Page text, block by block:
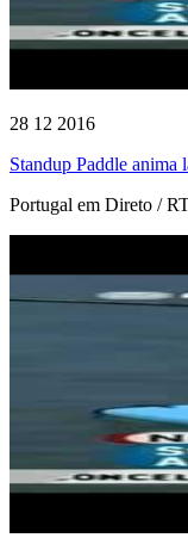
28 12 2016
Standup Paddle anima
Portugal em Direto /